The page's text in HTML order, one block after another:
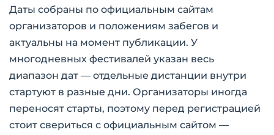
Даты собраны по официальным сайтам
организаторов и положениям забегов и
актуальны на момент публикации. У
многодневных фестивалей указан весь
диапазон дат — отдельные дистанции внутри
стартуют в разные дни. Организаторы иногда
переносят старты, поэтому перед регистрацией
стоит свериться с официальным сайтом —